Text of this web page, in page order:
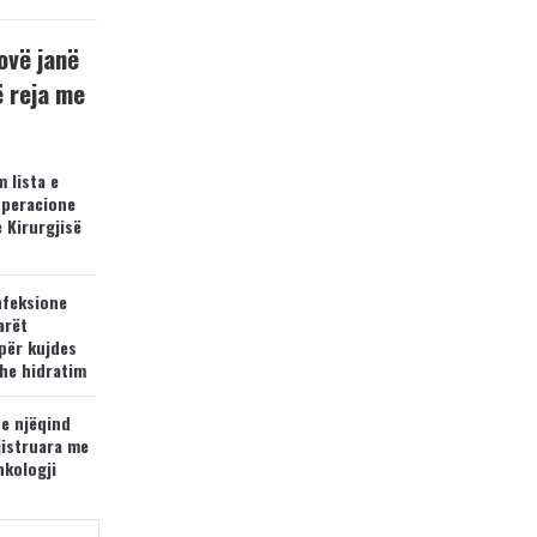
janë
me
lista e
Kirurgjisë
kujdes
hidratim
njëqind
me